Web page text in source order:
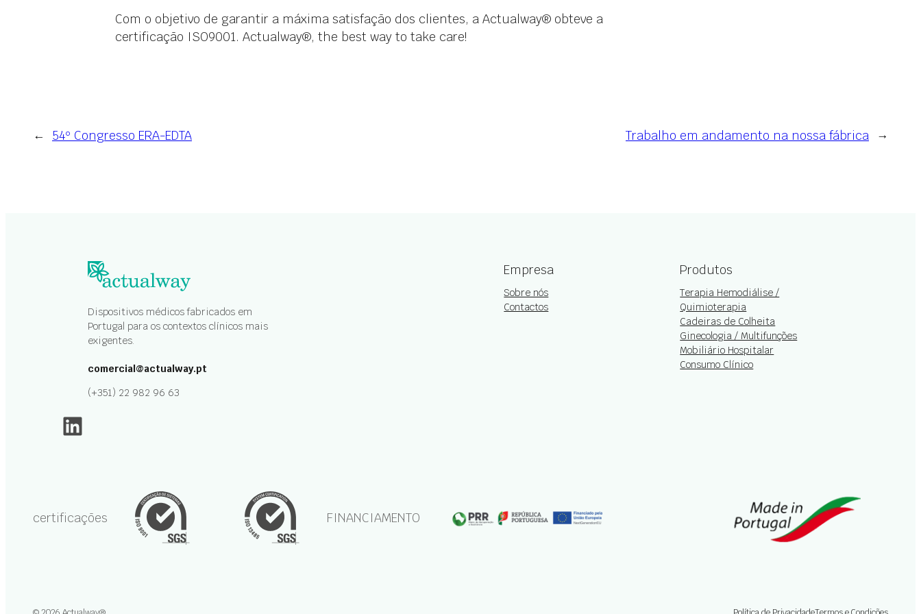
Com o objetivo de garantir a máxima satisfação dos clientes, a Actualway® obteve a
certificação ISO9001. Actualway®, the best way to take care!
← 54º Congresso ERA-EDTA Trabalho em andamento na nossa fábrica →
Dispositivos médicos fabricados em
Portugal para os contextos clínicos mais
exigentes.
comercial@actualway.pt
(+351) 22 982 96 63
LinkedIn
Empresa
Sobre nós
Contactos
Produtos
Terapia Hemodiálise /
Quimioterapia
Cadeiras de Colheita
Ginecologia / Multifunções
Mobiliário Hospitalar
Consumo Clínico
certificações FINANCIAMENTO